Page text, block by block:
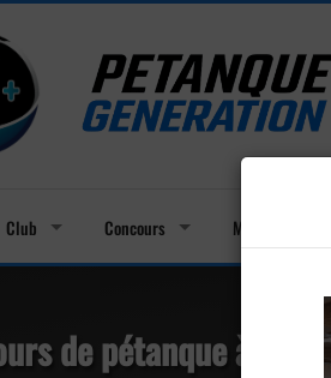
Club Concours Membres
de pétanque à